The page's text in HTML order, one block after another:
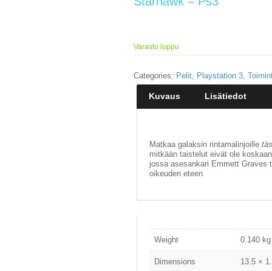
Varasto loppu
Categories: Pelit, Playstation 3,
Kuvaus Lisätiedot
Matkaa galaksin rintamalinjoille
mitkään taistelut eivät ole
jossa asesankari Emmett Graves
oikeuden eteen
Weight 0.140 kg
Dimensions 13.5 ×